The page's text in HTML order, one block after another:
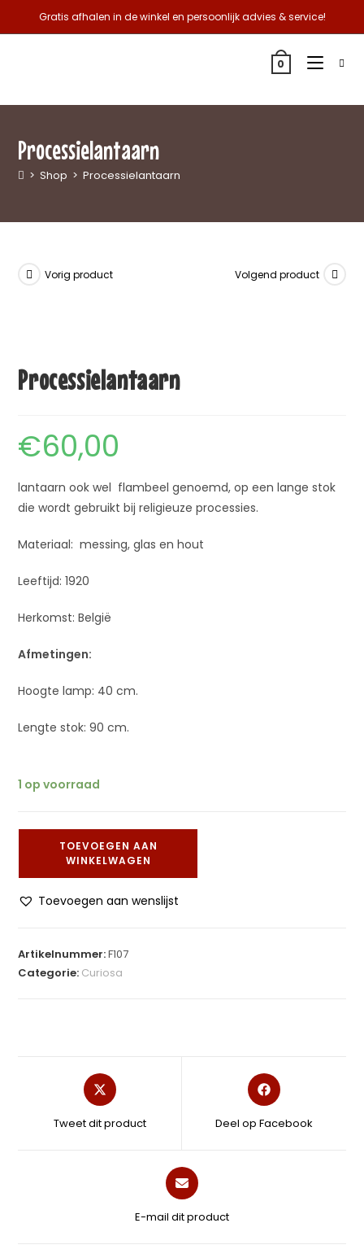
Gratis afhalen in de winkel en persoonlijk advies & service!
0
Processielantaarn
> Shop > Processielantaarn
Vorig product Volgend product
Processielantaarn
€60,00
lantaarn ook wel flambeel genoemd, op een lange stok
die wordt gebruikt bij religieuze processies.
Materiaal: messing, glas en hout
Leeftijd: 1920
Herkomst: België
Afmetingen:
Hoogte lamp: 40 cm.
Lengte stok: 90 cm.
1 op voorraad
TOEVOEGEN AAN
WINKELWAGEN
Toevoegen aan wenslijst
Artikelnummer:F107
Categorie: Curiosa
Tweet dit product Deel op Facebook
E-mail dit product